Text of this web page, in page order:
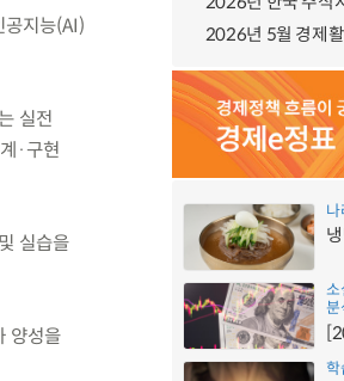
공지능(AI)
실전
·구현
실습을
양성을
나
소
분
학